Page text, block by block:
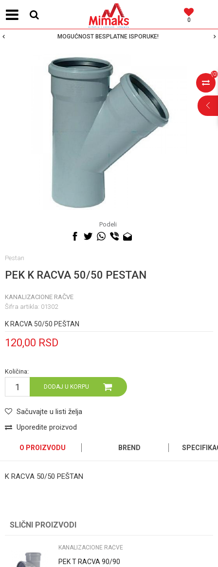
0
MOGUĆNOST BESPLATNE ISPORUKE!
(0)
Podeli
Pestan
PEK K RACVA 50/50 PESTAN
KANALIZACIONE RAČVE
Šifra artikla: 01302
K RACVA 50/50 PEŠTAN
120,00 RSD
Količina:
DODAJ U KORPU
Sačuvajte u listi želja
Uporedite proizvod
POMOĆ PRI
KUPOVINI
O PROIZVODU BREND
K RACVA 50/50 PEŠTAN
Email
Poruka
Zemlja proizvodnje
Uvoznik / proizvodjač Pestan doo
SLIČNI PROIZVODI
KANALIZACIONE RAČVE
PEK T RACVA 90/90